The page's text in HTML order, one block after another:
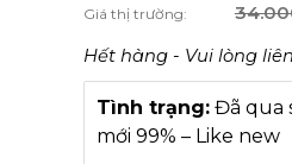
Giá thị trường:
Hết hàng - Vui lòng
Tình trạng:Đã qua
mới 99% – Like new